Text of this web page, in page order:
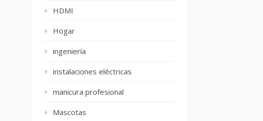
HDMI
Hogar
ingeniería
instalaciones eléctricas
manicura profesional
Mascotas